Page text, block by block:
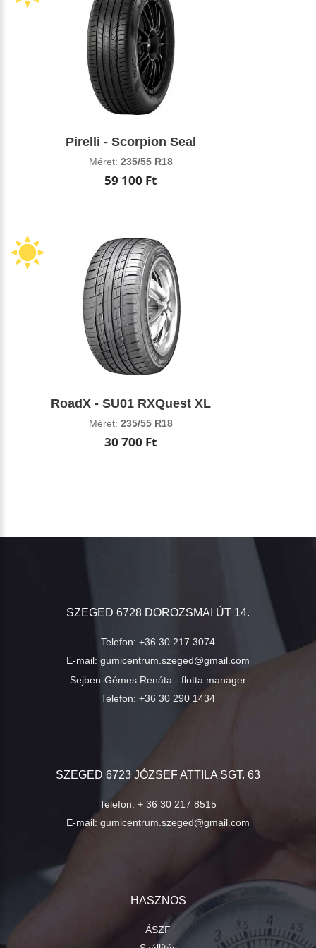
Pirelli - Scorpion Seal
Méret: 235/55 R18
59 100 Ft
RoadX - SU01 RXQuest XL
Méret: 235/55 R18
30 700 Ft
SZEGED 6728 DOROZSMAI ÚT 14.
Telefon: +36 30 217 3074
E-mail: gumicentrum.szeged@gmail.com
Sejben-Gémes Renáta - flotta manager
Telefon: +36 30 290 1434
SZEGED 6723 JÓZSEF ATTILA SGT. 63
Telefon: + 36 30 217 8515
E-mail: gumicentrum.szeged@gmail.com
HASZNOS
ÁSZF